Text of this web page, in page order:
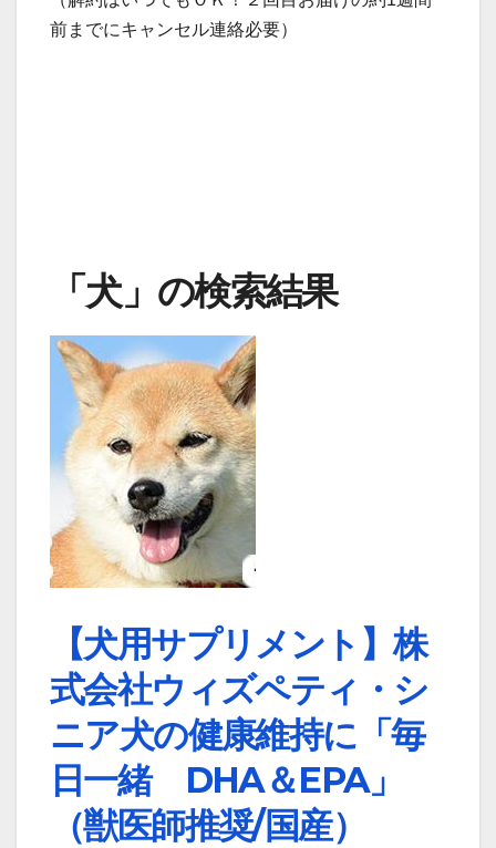
前までにキャンセル連絡必要）
「犬」の検索結果
【犬用サプリメント】株
式会社ウィズペティ・シ
ニア犬の健康維持に「毎
日一緒 DHA＆EPA」
（獣医師推奨/国産）